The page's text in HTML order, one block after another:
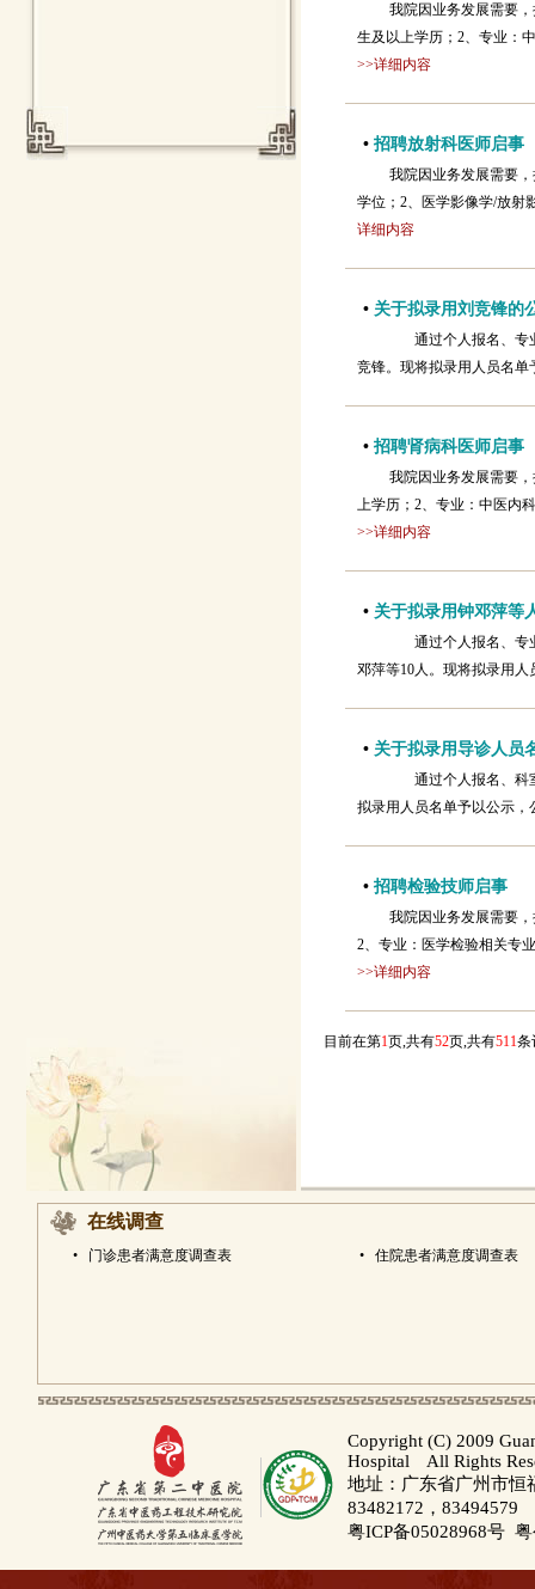
我院因业务发展需要
生及以上学历；2、专业：
>>详细内容
• 招聘放射科医师启事
我院因业务发展需要
学位；2、医学影像学/放
详细内容
• 关于拟录用刘竞锋的
通过个人报名、专业
竞锋。现将拟录用人员名
• 招聘肾病科医师启事
我院因业务发展需要
上学历；2、专业：中医内
>>详细内容
• 关于拟录用钟邓萍等
通过个人报名、专业
邓萍等10人。现将拟录用
• 关于拟录用导诊人员
通过个人报名、科室
拟录用人员名单予以公示
• 招聘检验技师启事
我院因业务发展需要
2、专业：医学检验相关专
>>详细内容
目前在第1页,共有52页,共有511
在线调查
• 门诊患者满意度调查表 • 住院患者满意度调查表
Copyright (C) 2009
Hospital All Rights
地址：广东省广州市
83482172，83494579
粤ICP备05028968号